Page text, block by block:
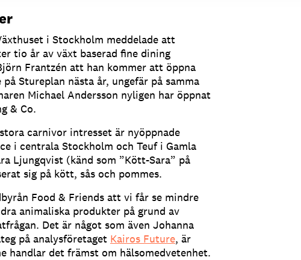
i Stockholm meddelade att
tio år av växt baserad fine dining
Frantzén att han kommer att öppna
Stureplan nästa år, ungefär på samma
Michael Andersson nyligen har öppnat
& Co.
carnivor intresset är nyöppnade
i centrala Stockholm och Teuf i Gamla
Ljungqvist (känd som ”Kött-Sara” på
sig på kött, sås och pommes.
Food & Friends att vi får se mindre
animaliska produkter på grund av
Det är något som även Johanna
på analysföretaget Kairos Future, är
handlar det främst om hälsomedvetenhet.